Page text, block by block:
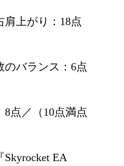
肩上がり：18点
のバランス：6点
8点／（10点満点
EA